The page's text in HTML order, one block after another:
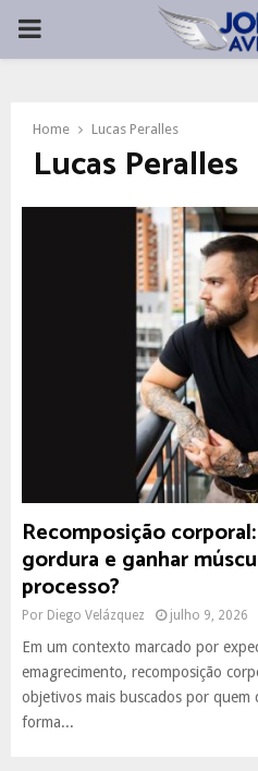
PRIMARY
Home Lucas Peralles
Lucas Peralles
Recomposição
gordura e ganhar
processo?
Por Diego Velázquez julho 9, 2026
Em um contexto marcado por
emagrecimento, recomposição
objetivos mais buscados por quem
forma...